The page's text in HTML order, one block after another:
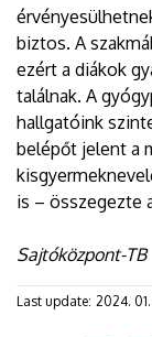
biztos. A
ezért a diákok
találnak. A
hallgatóink
belépőt jelent a
is – összegezte
Sajtóközpont-TB
Last update: 2024.